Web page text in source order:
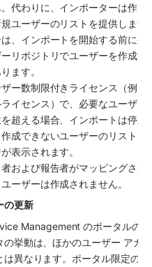
代わりに、インポーターは作成
ユーザーのリストを提供します
、インポートを開始する前に外
リポジトリでユーザーを作成す
ます。
ー数制限付きライセンス（例:
イセンス）で、必要なユーザー
超える場合、インポートは停止
成できないユーザーのリストを
表示されます。
および報告者がマッピングされ
ーザーは作成されません。
の更新
Management のポータルの
の挙動は、ほかのユーザー アカ
は異なります。ポータル限定のカ